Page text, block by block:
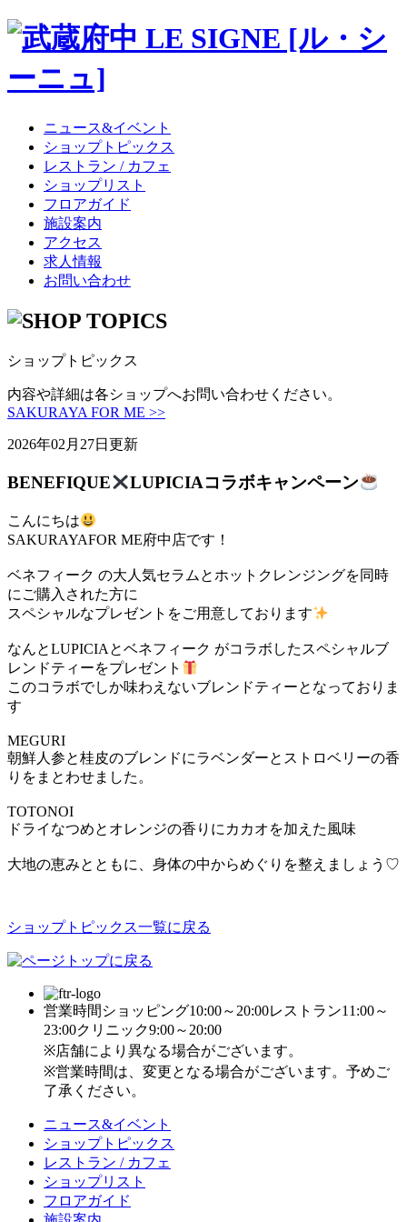
ニュース&イベント
ショップトピックス
レストラン / カフェ
ショップリスト
フロアガイド
施設案内
アクセス
求人情報
お問い合わせ
ショップトピックス
内容や詳細は各ショップへお問い合わせください。
SAKURAYA FOR ME >>
2026年02月27日更新
BENEFIQUE LUPICIAコラボキャンペーン
こんにちは
SAKURAYAFOR ME府中店です！
ベネフィーク の大人気セラムとホットクレンジングを同時
にご購入された方に
スペシャルなプレゼントをご用意しております
なんとLUPICIAとベネフィーク がコラボしたスペシャルブ
レンドティーをプレゼント
このコラボでしか味わえないブレンドティーとなっておりま
す
MEGURI
朝鮮人参と桂皮のブレンドにラベンダーとストロベリーの香
りをまとわせました。
TOTONOI
ドライなつめとオレンジの香りにカカオを加えた風味
大地の恵みとともに、身体の中からめぐりを整えましょう♡
ショップトピックス一覧に戻る
営業時間 ショッピング10:00～20:00レストラン11:00～
23:00クリニック9:00～20:00
※店舗により異なる場合がございます。
※営業時間は、変更となる場合がございます。予めご
了承ください。
ニュース&イベント
ショップトピックス
レストラン / カフェ
ショップリスト
フロアガイド